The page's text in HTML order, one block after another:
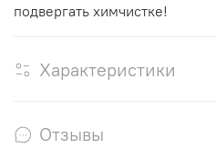
подвергать химчистке!
Характеристики
Отзывы